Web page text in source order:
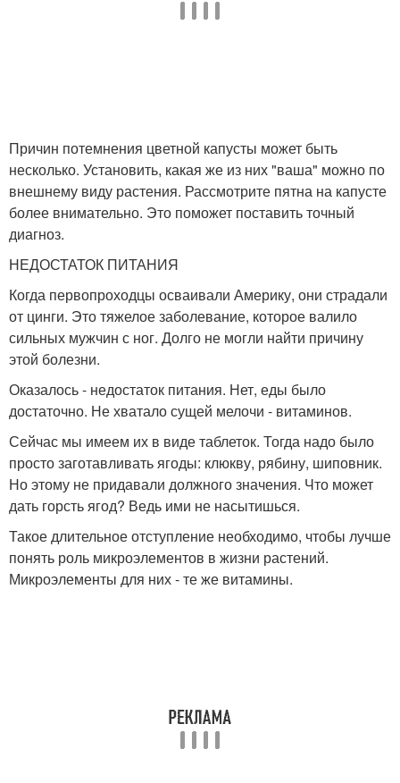
Причин потемнения цветной капусты может быть
несколько. Установить, какая же из них "ваша" можно по
внешнему виду растения. Рассмотрите пятна на капусте
более внимательно. Это поможет поставить точный
диагноз.
НЕДОСТАТОК ПИТАНИЯ
Когда первопроходцы осваивали Америку, они страдали
от цинги. Это тяжелое заболевание, которое валило
сильных мужчин с ног. Долго не могли найти причину
этой болезни.
Оказалось - недостаток питания. Нет, еды было
достаточно. Не хватало сущей мелочи - витаминов.
Сейчас мы имеем их в виде таблеток. Тогда надо было
просто заготавливать ягоды: клюкву, рябину, шиповник.
Но этому не придавали должного значения. Что может
дать горсть ягод? Ведь ими не насытишься.
Такое длительное отступление необходимо, чтобы лучше
понять роль микроэлементов в жизни растений.
Микроэлементы для них - те же витамины.